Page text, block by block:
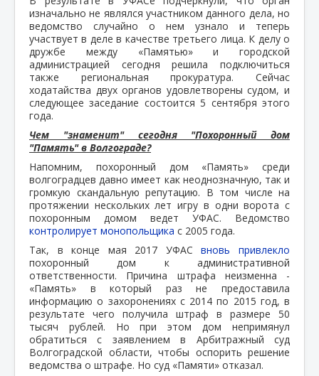
изначально не являлся участником данного дела, но
ведомство случайно о нем узнало и теперь
участвует в деле в качестве третьего лица. К делу о
дружбе между «Памятью» и городской
администрацией сегодня решила подключиться
также региональная прокуратура. Сейчас
ходатайства двух органов удовлетворены судом, и
следующее заседание состоится 5 сентября этого
года.
Чем "знаменит" сегодня "Похоронный дом
"Память" в Волгограде?
Напомним, похоронный дом «Память» среди
волгоградцев давно имеет как неоднозначную, так и
громкую скандальную репутацию. В том числе на
протяжении нескольких лет игру в одни ворота с
похоронным домом ведет УФАС. Ведомство
контролирует монопольщика с 2005 года.
Так, в конце мая 2017 УФАСвновь привлекло
похоронный дом к административной
ответственности. Причина штрафа неизменна -
«Память» в который раз не предоставила
информацию о захоронениях с 2014 по 2015 год, в
результате чего получила штраф в размере 50
тысяч рублей. Но при этом дом непримянул
обратиться с заявлением в Арбитражный суд
Волгоградской области, чтобы оспорить решение
ведомства о штрафе. Но суд «Памяти» отказал.